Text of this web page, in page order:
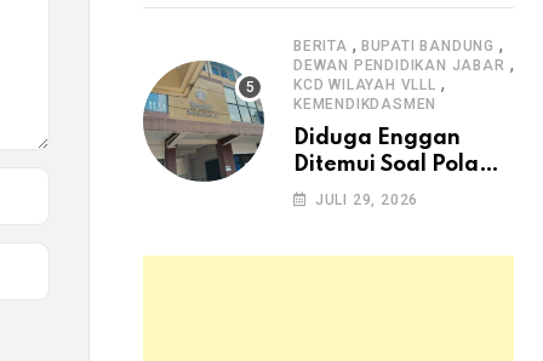
untuk Ketahanan
Pangan Hewani dan
Nabati
BERITA , BUPATI BANDUNG ,
DEWAN PENDIDIKAN JABAR ,
KCD WILAYAH VLLL ,
KEMENDIKDASMEN
Diduga Enggan
Ditemui Soal Pola
SPMB, Kepsek SMAN
JULI 29, 2026